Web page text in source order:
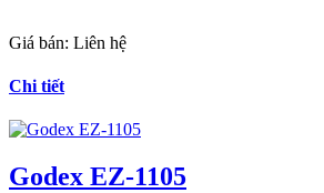
Giá bán: Liên hệ
Chi tiết
Godex EZ-1105